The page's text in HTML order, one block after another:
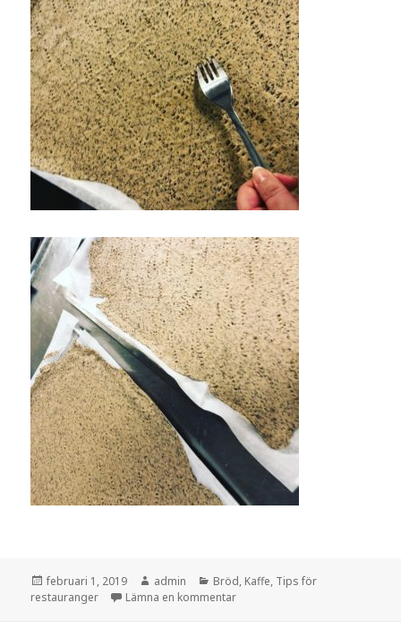
Postat
februari 1, 2019 Författare
admin Kategorier
Bröd, Kaffe, Tips för
restauranger
Lämna en kommentartill Kaffesump blir knäckebröd